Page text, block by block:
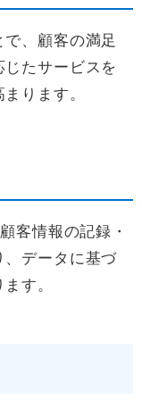
、顧客の満足
たサービスを
ります。
客情報の記録・
、データに基づ
す。